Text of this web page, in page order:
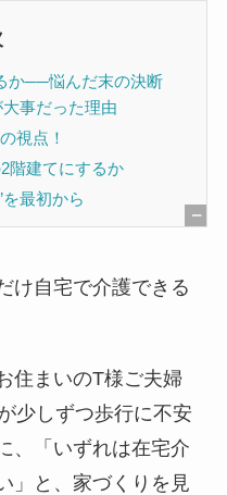
[
表
か──悩んだ末の決断
大事だった理由
視点！
階建てにするか
最初から
け自宅で介護できる
住まいのT様ご夫婦
少しずつ歩行に不安
、「いずれは在宅介
」と、家づくりを見